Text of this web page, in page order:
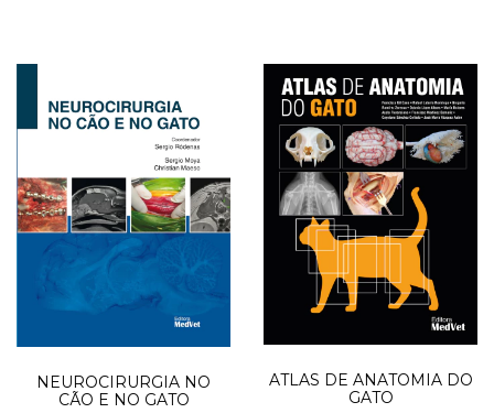
NEUROCIRURGIA NO
CÃO E NO GATO
ATLAS DE ANATOMIA DO
GATO